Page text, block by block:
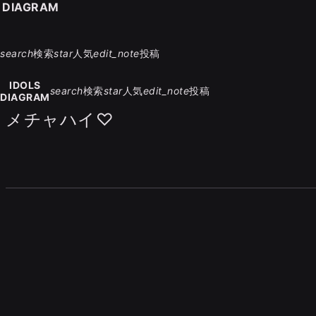
search検索star人気edit_note投稿
IDOLS
DIAGRAM
search検索star人気edit_note投稿
メチャハイ♡